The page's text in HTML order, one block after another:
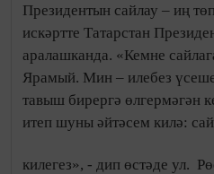
Президентын сайлау – иң
искәртте Татарстан
аралашканда. «Кемне
Ярамый. Мин – илебез
тавыш бирергә өлгермәгән
итеп шуны әйтәсем килә:
килегез», - дип өстәде ул.